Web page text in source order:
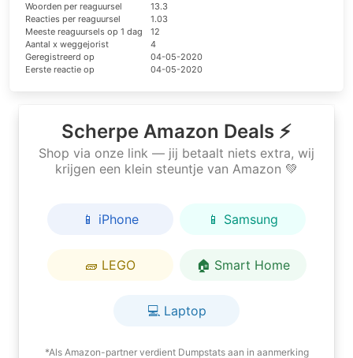
Woorden per reaguursel
13.3
Reacties per reaguursel
1.03
Meeste reaguursels op 1 dag
12
Aantal x weggejorist
4
Geregistreerd op
04-05-2020
Eerste reactie op
04-05-2020
Scherpe Amazon Deals ⚡
Shop via onze link — jij betaalt niets extra, wij
krijgen een klein steuntje van Amazon 💚
📱 iPhone 📱 Samsung
🧱 LEGO 🏠 Smart Home
💻 Laptop
*Als Amazon-partner verdient Dumpstats aan in aanmerking